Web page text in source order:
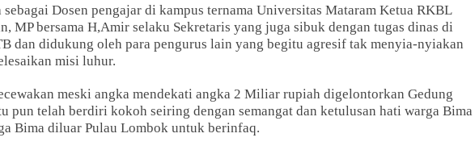
Dosen pengajar di kampus ternama Universitas Mataram Ketua RKBL
MP bersama H,Amir selaku Sekretaris yang juga sibuk dengan tugas dinas di
dan didukung oleh para pengurus lain yang begitu agresif tak menyia-nyiakan
misi luhur.
meski angka mendekati angka 2 Miliar rupiah digelontorkan Gedung
pun telah berdiri kokoh seiring dengan semangat dan ketulusan hati warga Bima
Bima diluar Pulau Lombok untuk berinfaq.